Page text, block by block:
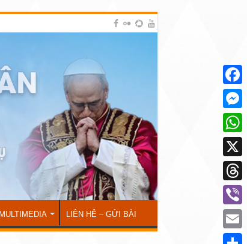
MULTIMEDIA LIÊN HỆ – GỬI BÀI
X
Viber